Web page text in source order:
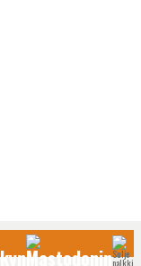
on se,
voivat mennä